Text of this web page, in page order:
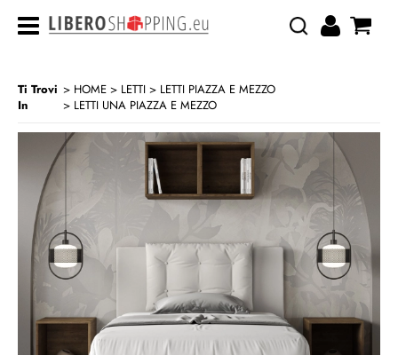
CATEGORIA: HOME> LETTI> LETTI PIAZZA E MEZZO> LETTI UNA PIAZZA E MEZZO
Ti Trovi
In
HOME LETTI
LETTI PIAZZA E MEZZO
LETTI UNA PIAZZA E MEZZO